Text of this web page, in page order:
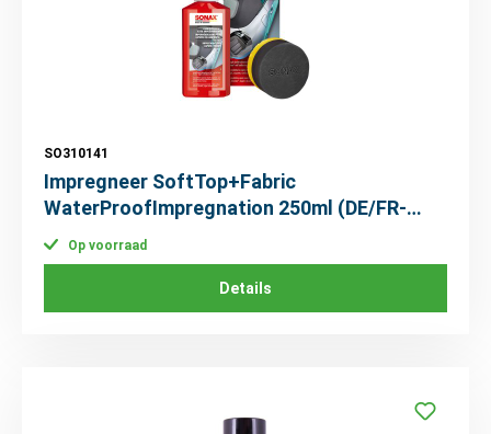
SO310141
Impregneer SoftTop+Fabric
WaterProofImpregnation 250ml (DE/FR-
label)
Op voorraad
Details